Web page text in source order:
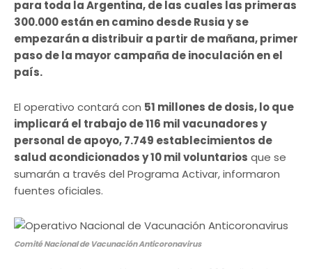
para toda la Argentina, de las cuales las primeras
300.000 están en camino desde Rusia y se
empezarán a distribuir a partir de mañana, primer
paso de la mayor campaña de inoculación en el
país.
El operativo contará con 51 millones de dosis, lo que
implicará el trabajo de 116 mil vacunadores y
personal de apoyo, 7.749 establecimientos de
salud acondicionados y 10 mil voluntarios que se
sumarán a través del Programa Activar, informaron
fuentes oficiales.
Comité Nacional de Vacunación Anticoronavirus